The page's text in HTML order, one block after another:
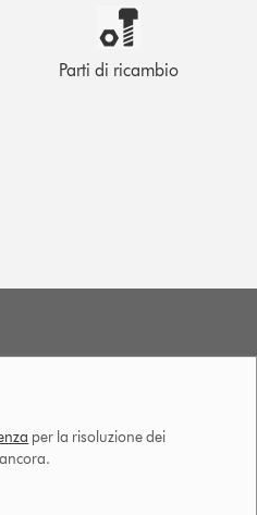
Parti di ricambio
per la risoluzione dei